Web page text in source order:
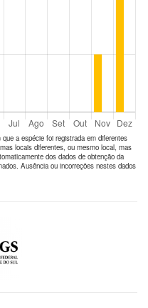
que a espécie foi registrada em diferentes
locais diferentes, ou mesmo local, mas
dos dados de obtenção da
Ausência ou incorreções nestes dados